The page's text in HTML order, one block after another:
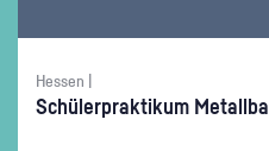
Hessen |
Schü­ler­prak­ti­kum